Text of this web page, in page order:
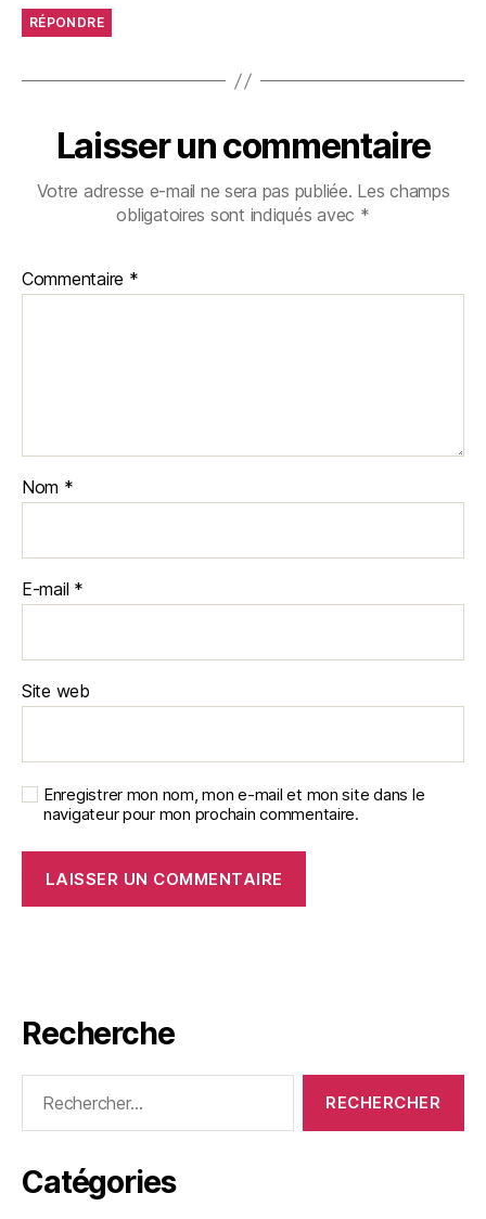
RÉPONDRE
Laisser un commentaire
Votre adresse e-mail ne sera pas publiée. Les champs
obligatoires sont indiqués avec *
Commentaire *
Nom *
E-mail *
Site web
Enregistrer mon nom, mon e-mail et mon site dans le
navigateur pour mon prochain commentaire.
Recherche
Catégories